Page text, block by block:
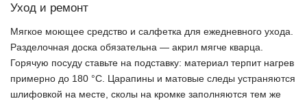
Уход и ремонт
Мягкое моющее средство и салфетка для ежедневного ухода.
Разделочная доска обязательна — акрил мягче кварца.
Горячую посуду ставьте на подставку: материал терпит нагрев
примерно до 180 °C. Царапины и матовые следы устраняются
шлифовкой на месте, сколы на кромке заполняются тем же